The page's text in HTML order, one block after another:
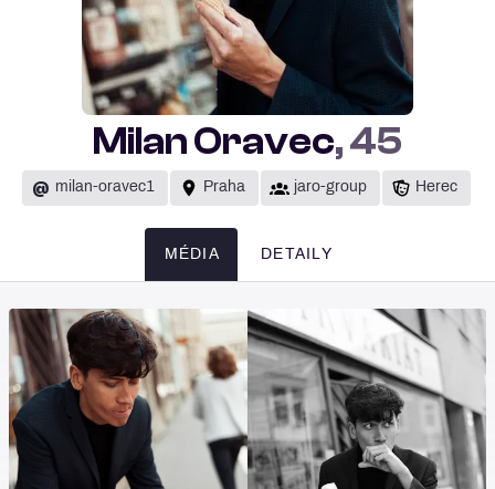
Milan Oravec, 45
@ milan-oravec1 Praha jaro-group Herec
MÉDIA DETAILY
Média